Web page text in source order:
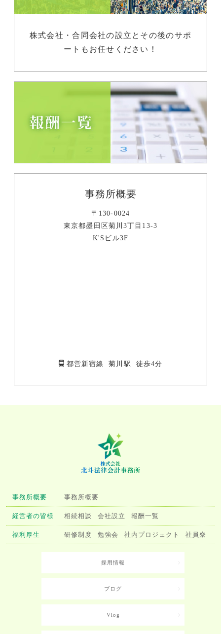
株式会社・合同会社の設立とその後のサポ
ートもお任せください！
事務所概要
〒130-0024
東京都墨田区菊川3丁目13-3
K'Sビル3F
都営新宿線 菊川駅 徒歩4分
事務所概要 事務所概要
経営者の皆様 相続相談 会社設立 報酬一覧
福利厚生 研修制度 勉強会 社内プロジェクト 社員寮
採用情報
ブログ
Vlog